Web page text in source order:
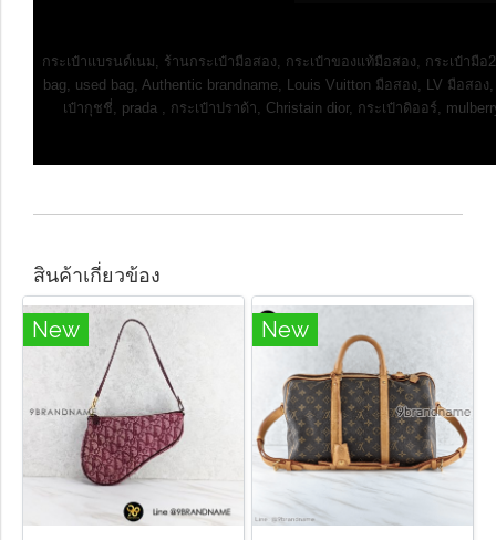
กระเป๋าแบรนด์เนม, ร้านกระเป๋ามือสอง, กระเป๋าของแท้มือสอง, กระเป๋ามื
bag, used bag, Authentic brandname, Louis Vuitton มือสอง, LV มือส
เป๋ากุชชี่, prada , กระเป๋าปราด้า, Christain dior, กระเป๋าดิออร์,
สินค้าเกี่ยวข้อง
New New